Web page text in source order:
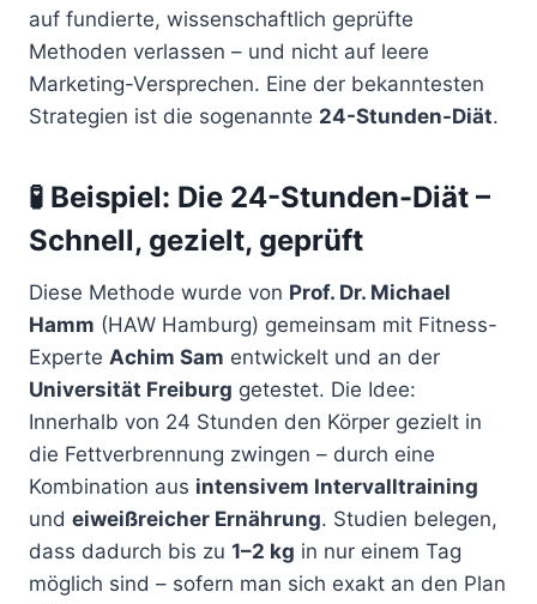
auf fundierte, wissenschaftlich geprüfte
Methoden verlassen – und nicht auf leere
Marketing-Versprechen. Eine der bekanntesten
Strategien ist die sogenannte 24-Stunden-Diät.
🧪 Beispiel: Die 24-Stunden-Diät –
Schnell, gezielt, geprüft
Diese Methode wurde von Prof. Dr. Michael
Hamm (HAW Hamburg) gemeinsam mit Fitness-
Experte Achim Sam entwickelt und an der
Universität Freiburg getestet. Die Idee:
Innerhalb von 24 Stunden den Körper gezielt in
die Fettverbrennung zwingen – durch eine
Kombination aus intensivem Intervalltraining
und eiweißreicher Ernährung. Studien belegen,
dass dadurch bis zu 1–2 kg in nur einem Tag
möglich sind – sofern man sich exakt an den Plan